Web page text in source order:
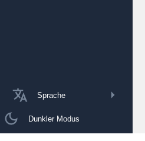
Sprache
Dunkler Modus